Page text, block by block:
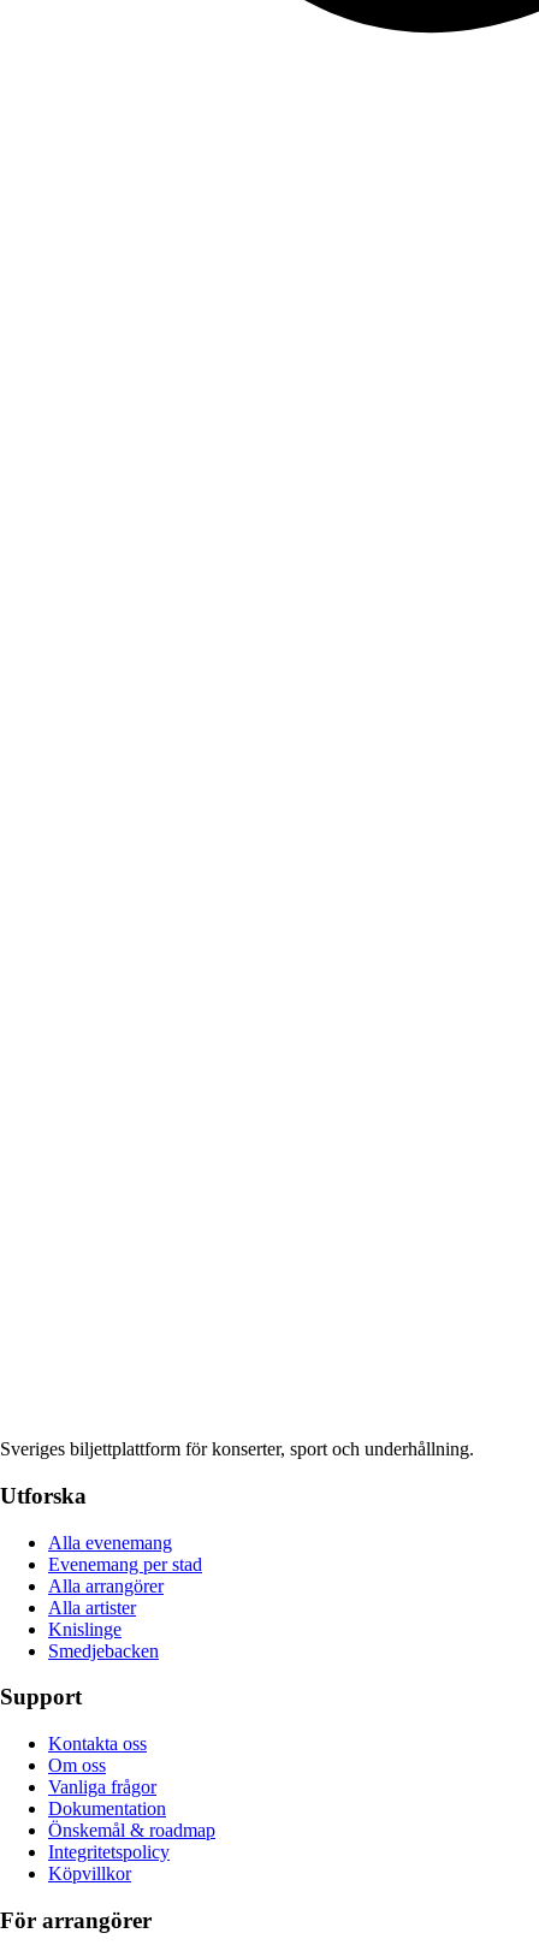
Sveriges biljettplattform för konserter, sport och underhållning.
Utforska
Alla evenemang
Evenemang per stad
Alla arrangörer
Alla artister
Knislinge
Smedjebacken
Support
Kontakta oss
Om oss
Vanliga frågor
Dokumentation
Önskemål & roadmap
Integritetspolicy
Köpvillkor
För arrangörer